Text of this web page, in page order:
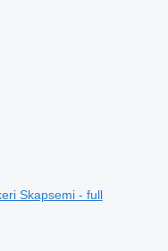
Skapsemi - full